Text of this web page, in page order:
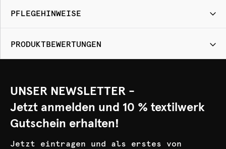
PFLEGEHINWEISE
PRODUKTBEWERTUNGEN
UNSER NEWSLETTER -
Jetzt anmelden und 10 % textilwerk
Gutschein erhalten!
Jetzt eintragen und als erstes von